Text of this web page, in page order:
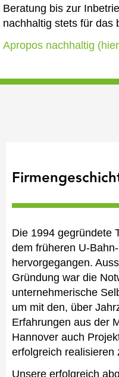
Beratung bis zur
nachhaltig stets für das
Apropos nachhaltig
Die 1994 gegründete
dem früheren U-
hervorgegangen.
Gründung war die
unternehmerische
um mit den, über
Erfahrungen aus der
Hannover auch
erfolgreich realisieren
Unsere erfolgreich